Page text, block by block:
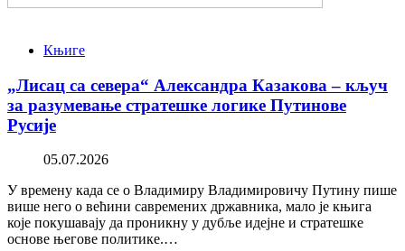
Књиге
„Лисац са севера“ Александра Казакова – кључ
за разумевање стратешке логике Путинове
Русије
05.07.2026
У времену када се о Владимиру Владимировичу Путину пише
више него о већини савремених државника, мало је књига
које покушавају да проникну у дубље идејне и стратешке
основе његове политике.…